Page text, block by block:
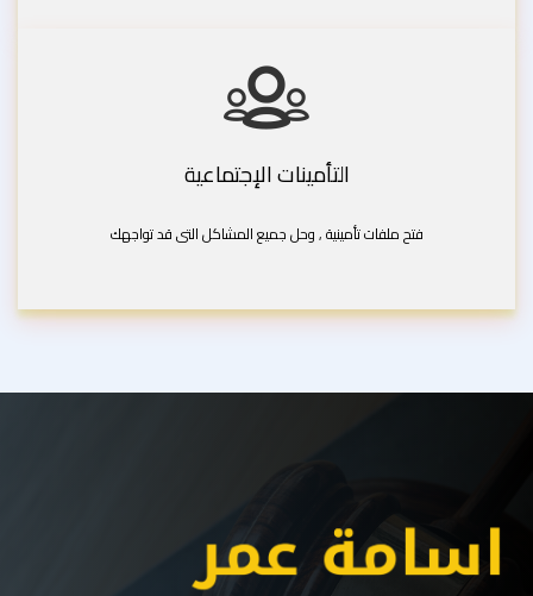
التأمينات الإجتماعية
فتح ملفات تأمينية , وحل جميع المشاكل التى قد تواجهك